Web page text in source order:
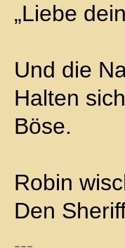
„Liebe
Und die
Halten
Böse.
Robin
Den